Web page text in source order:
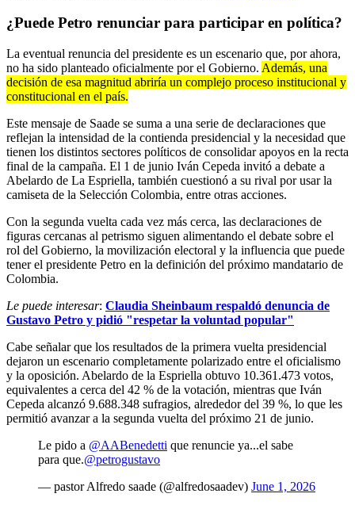
¿Puede Petro renunciar para participar en política?
La eventual renuncia del presidente es un escenario que, por ahora,
no ha sido planteado oficialmente por el Gobierno. Además, una
decisión de esa magnitud abriría un complejo proceso institucional y
constitucional en el país.
Este mensaje de Saade se suma a una serie de declaraciones que
reflejan la intensidad de la contienda presidencial y la necesidad que
tienen los distintos sectores políticos de consolidar apoyos en la recta
final de la campaña. El 1 de junio Iván Cepeda invitó a debate a
Abelardo de La Espriella, también cuestionó a su rival por usar la
camiseta de la Selección Colombia, entre otras acciones.
Con la segunda vuelta cada vez más cerca, las declaraciones de
figuras cercanas al petrismo siguen alimentando el debate sobre el
rol del Gobierno, la movilización electoral y la influencia que puede
tener el presidente Petro en la definición del próximo mandatario de
Colombia.
Le puede interesar: Claudia Sheinbaum respaldó denuncia de
Gustavo Petro y pidió "respetar la voluntad popular"
Cabe señalar que los resultados de la primera vuelta presidencial
dejaron un escenario completamente polarizado entre el oficialismo
y la oposición. Abelardo de la Espriella obtuvo 10.361.473 votos,
equivalentes a cerca del 42 % de la votación, mientras que Iván
Cepeda alcanzó 9.688.348 sufragios, alrededor del 39 %, lo que les
permitió avanzar a la segunda vuelta del próximo 21 de junio.
Le pido a @AABenedetti que renuncie ya...el sabe
para que.@petrogustavo
— pastor Alfredo saade (@alfredosaadev) June 1, 2026